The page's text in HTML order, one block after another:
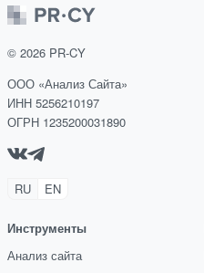
© 2026 PR-CY
ООО «Анализ Сайта»
ИНН 5256210197
ОГРН 1235200031890
RU EN
Инструменты
Анализ сайта